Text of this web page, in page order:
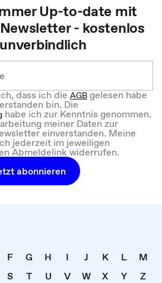
Up-to-date mit
Newsletter - kostenlos
dass ich dieAGBgelesen habe
bin. Die
habe ich zur Kenntnis genommen.
meiner Daten zur
einverstanden. Meine
jederzeit im jeweiligen
Abmeldelink widerrufen.
abonnieren
F G H I J K L
M
S T U V W X Y
Z